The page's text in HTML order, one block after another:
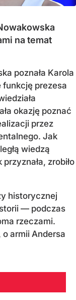
na temat
poznała Karola
funkcję prezesa
okazję poznać
przez
Jak
wiedzą
zrobiło
historycznej
— podczas
rzeczami.
armii Andersa